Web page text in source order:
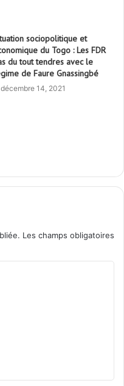
sociopolitique et
du Togo : Les FDR
du tout tendres avec le
de Faure Gnassingbé
décembre 14, 2021
Les champs obligatoires